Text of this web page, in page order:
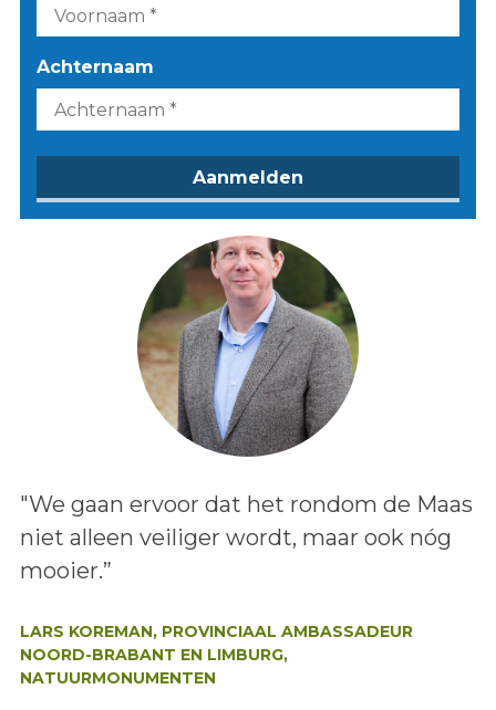
Achternaam
Lees het bericht:
"We gaan ervoor dat het rondom de Maas
niet alleen veiliger wordt, maar ook nóg
mooier.”
LARS KOREMAN, PROVINCIAAL AMBASSADEUR
NOORD-BRABANT EN LIMBURG,
NATUURMONUMENTEN